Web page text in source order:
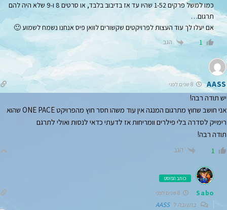
כמו למשל פרקים 1-52 שהיו עד אז בדיבוב בלבד, או סרטים 8 ו-9 שלא היה להם
תרגום…
אם יעלו לך עוד העצות לפרויקטים שקשורים לוואן פיס אנחנו נשמח לשמוע 🙂
1 הגב
AASS
יש תודה רבה!
אני חושב שחוץ מתרגום המנגה אין עוד משהו חסר חוץ מהפרויקט ONE PACE שהוא
רימייק לסדרה בלי פילרים וומריחות אז לדעתי כדאי לנסות ואולי לתרגם
תודה רבה!
1 הגב
כותב הפוסט
Sabo
בתגובה לAASS